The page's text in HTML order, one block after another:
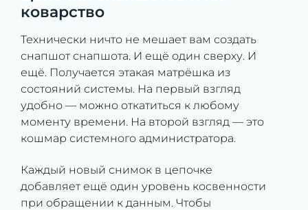
коварство
Технически ничто не мешает вам создать
снапшот снапшота. И ещё один сверху. И
ещё. Получается этакая матрёшка из
состояний системы. На первый взгляд
удобно — можно откатиться к любому
моменту времени. На второй взгляд — это
кошмар системного администратора.
Каждый новый снимок в цепочке
добавляет ещё один уровень косвенности
при обращении к данным. Чтобы